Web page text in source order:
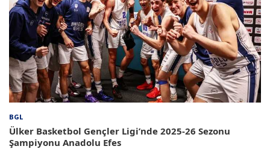
BGL
Ülker Basketbol Gençler Ligi’nde 2025-26 Sezonu
Şampiyonu Anadolu Efes